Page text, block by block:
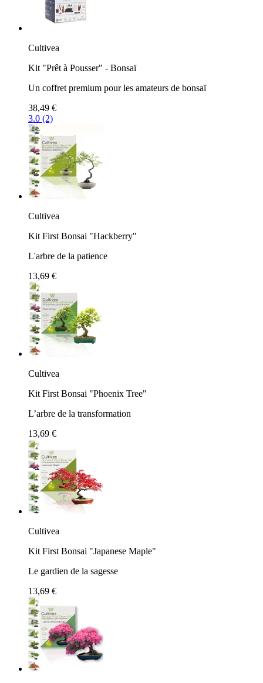
Cultivea
Kit "Prêt à Pousser" - Bonsaï
Un coffret premium pour les amateurs de bonsaï
38,49 €
3.0 (2)
Cultivea
Kit First Bonsai "Hackberry"
L'arbre de la patience
13,69 €
Cultivea
Kit First Bonsai "Phoenix Tree"
L’arbre de la transformation
13,69 €
Cultivea
Kit First Bonsai "Japanese Maple"
Le gardien de la sagesse
13,69 €